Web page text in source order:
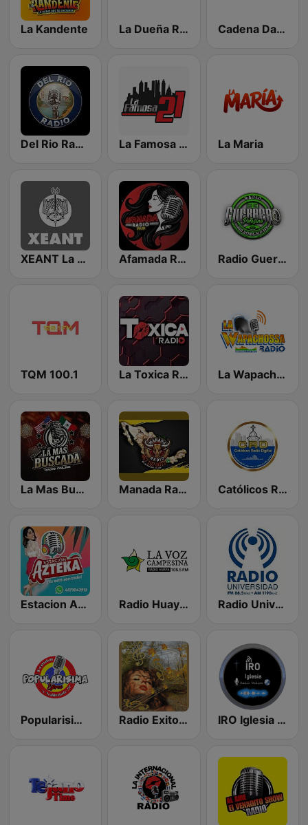
La Kandente La Dueña Radio MX Cadena Dance México
Del Rio Radio La Famosa 21 La Maria
XEANT La Voz de las Huastecas Afamada Radio Radio Guerrero Potosino
TQM 100.1 La Toxica Radio La Wapachossa Radio
La Mas Buscada Manada Radio Católicos Radio Digital
Estacion Azteka Radio Huayacocotla Radio Universidad 88.5 FM
Popularisima estereo Radio Exitos Inmortales IRO Iglesia Radio Online